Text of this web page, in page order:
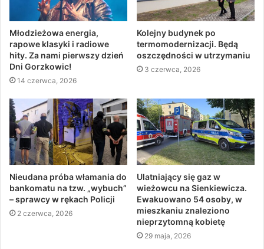
Młodzieżowa energia,
rapowe klasyki i radiowe
hity. Za nami pierwszy dzień
Dni Gorzkowic!
14 czerwca, 2026
Kolejny budynek po
termomodernizacji. Będą
oszczędności w utrzymaniu
3 czerwca, 2026
Nieudana próba włamania do
bankomatu na tzw. „wybuch”
– sprawcy w rękach Policji
2 czerwca, 2026
Ulatniający się gaz w
wieżowcu na Sienkiewicza.
Ewakuowano 54 osoby, w
mieszkaniu znaleziono
nieprzytomną kobietę
29 maja, 2026